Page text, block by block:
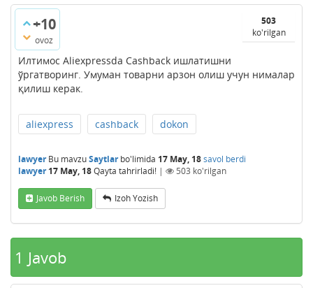
+10
ovoz
503
ko'rilgan
Илтимос Aliexpressda Cashback ишлатишни
ўргатворинг. Умуман товарни арзон олиш учун нималар
қилиш керак.
aliexpress cashback dokon
lawyer Bu mavzuSaytlarbo'limida 17 May, 18savol berdi
lawyer 17 May, 18Qayta tahrirladi! | 503 ko'rilgan
Javob Berish Izoh Yozish
1 Javob